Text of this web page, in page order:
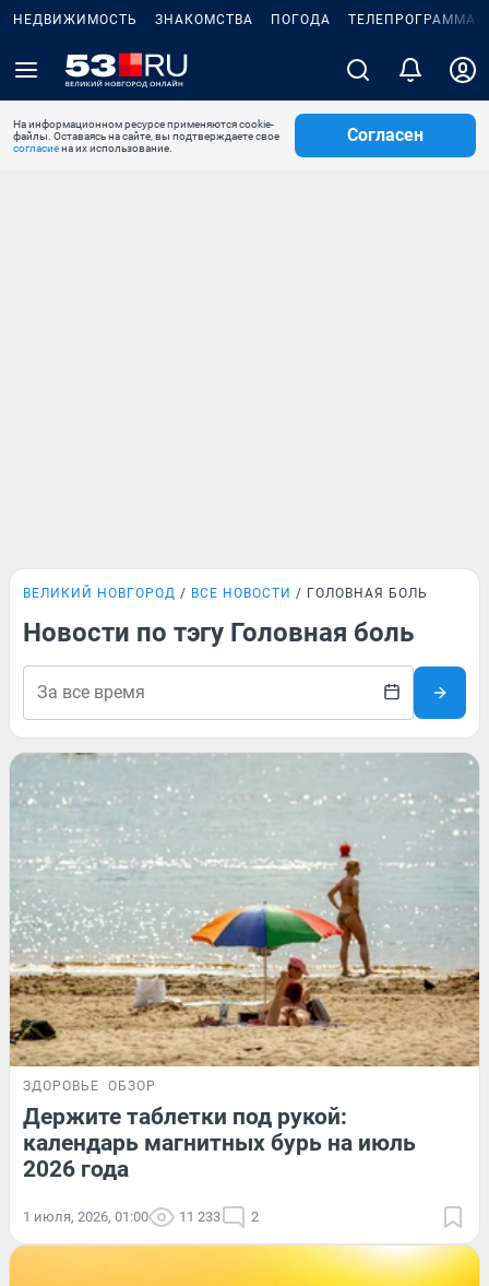
НЕДВИЖИМОСТЬ ЗНАКОМСТВА ПОГОДА ТЕЛЕПРОГРАММА
На информационном ресурсе применяются cookie-
файлы. Оставаясь на сайте, вы подтверждаете свое
согласиена их использование.
Согласен
ВЕЛИКИЙ НОВГОРОД ВСЕ НОВОСТИ ГОЛОВНАЯ БОЛЬ
Новости по тэгу Головная боль
ЗДОРОВЬЕ ОБЗОР
Держите таблетки под рукой:
календарь магнитных бурь на июль
2026 года
1 июля, 2026, 01:00 11 233 2